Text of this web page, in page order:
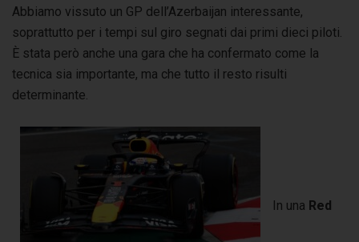
Abbiamo vissuto un GP dell’Azerbaijan interessante,
soprattutto per i tempi sul giro segnati dai primi dieci piloti.
È stata però anche una gara che ha confermato come la
tecnica sia importante, ma che tutto il resto risulti
determinante.
In una Red